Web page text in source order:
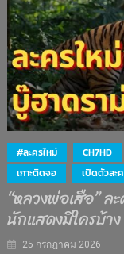
#ละครใหม่ CH7HD
เกาะติดจอ
เปิดตัวละ
“หลวงพ่อเสือ” ล
นักแสดงมีใครบ้าง
25 กรกฎาคม 2026